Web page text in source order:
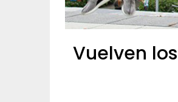
Vuelven